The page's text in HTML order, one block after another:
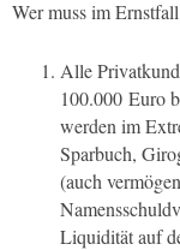
Wer muss im
Alle
100.000 Euro
werden im
Sparbuch,
(auch
Liquidität auf